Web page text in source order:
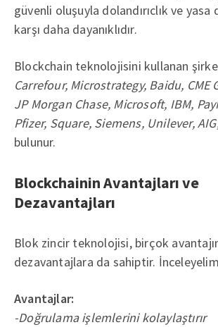
güvenli oluşuyla dolandırıclık ve yasa
karşı daha dayanıklıdır.
Blockchain teknolojisini kullanan
Carrefour, Microstrategy, Baidu, CME
JP Morgan Chase, Microsoft, IBM,
Pfizer, Square, Siemens, Unilever,
bulunur.
Blockchainin Avantajları ve
Dezavantajları
Blok zincir teknolojisi, birçok
dezavantajlara da sahiptir.
Avantajlar:
-Doğrulama işlemlerini kolaylaştırır